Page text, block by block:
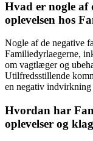
Hvad er nogle af
oplevelsen hos
Nogle af de negative
Familiedyrlaegerne,
om vagtlæger og
Utilfredsstillende
en negativ indvirkning
Hvordan har
oplevelser og